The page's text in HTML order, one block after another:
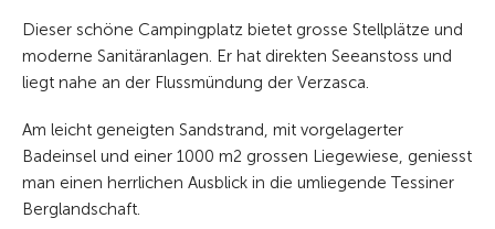
Dieser schöne Campingplatz bietet grosse Stellplätze und
moderne Sanitäranlagen. Er hat direkten Seeanstoss und
liegt nahe an der Flussmündung der Verzasca.
Am leicht geneigten Sandstrand, mit vorgelagerter
Badeinsel und einer 1000 m2 grossen Liegewiese, geniesst
man einen herrlichen Ausblick in die umliegende Tessiner
Berglandschaft.